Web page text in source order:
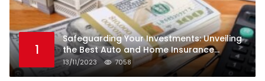
1
Safeguarding Your Investments: Unveiling
the Best Auto and Home Insurance
Companies
13/11/2023 7058